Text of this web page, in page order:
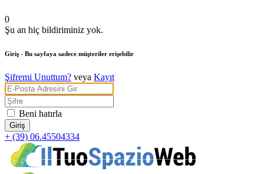
0
Şu an hiç bildiriminiz yok.
Giriş - Bu sayfaya sadece müşteriler erişebilir
Şifremi Unuttum? veya Kayıt
Beni hatırla
+ (39) 06.45504334